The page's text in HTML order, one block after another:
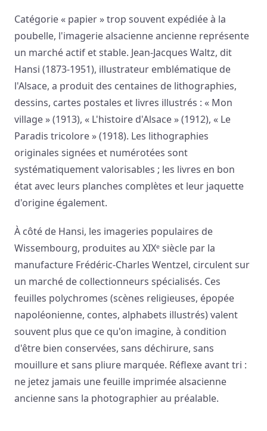
Catégorie « papier » trop souvent expédiée à la
poubelle, l'imagerie alsacienne ancienne représente
un marché actif et stable. Jean-Jacques Waltz, dit
Hansi (1873-1951), illustrateur emblématique de
l'Alsace, a produit des centaines de lithographies,
dessins, cartes postales et livres illustrés : « Mon
village » (1913), « L'histoire d'Alsace » (1912), « Le
Paradis tricolore » (1918). Les lithographies
originales signées et numérotées sont
systématiquement valorisables ; les livres en bon
état avec leurs planches complètes et leur jaquette
d'origine également.
À côté de Hansi, les imageries populaires de
Wissembourg, produites au XIXᵉ siècle par la
manufacture Frédéric-Charles Wentzel, circulent sur
un marché de collectionneurs spécialisés. Ces
feuilles polychromes (scènes religieuses, épopée
napoléonienne, contes, alphabets illustrés) valent
souvent plus que ce qu'on imagine, à condition
d'être bien conservées, sans déchirure, sans
mouillure et sans pliure marquée. Réflexe avant tri :
ne jetez jamais une feuille imprimée alsacienne
ancienne sans la photographier au préalable.